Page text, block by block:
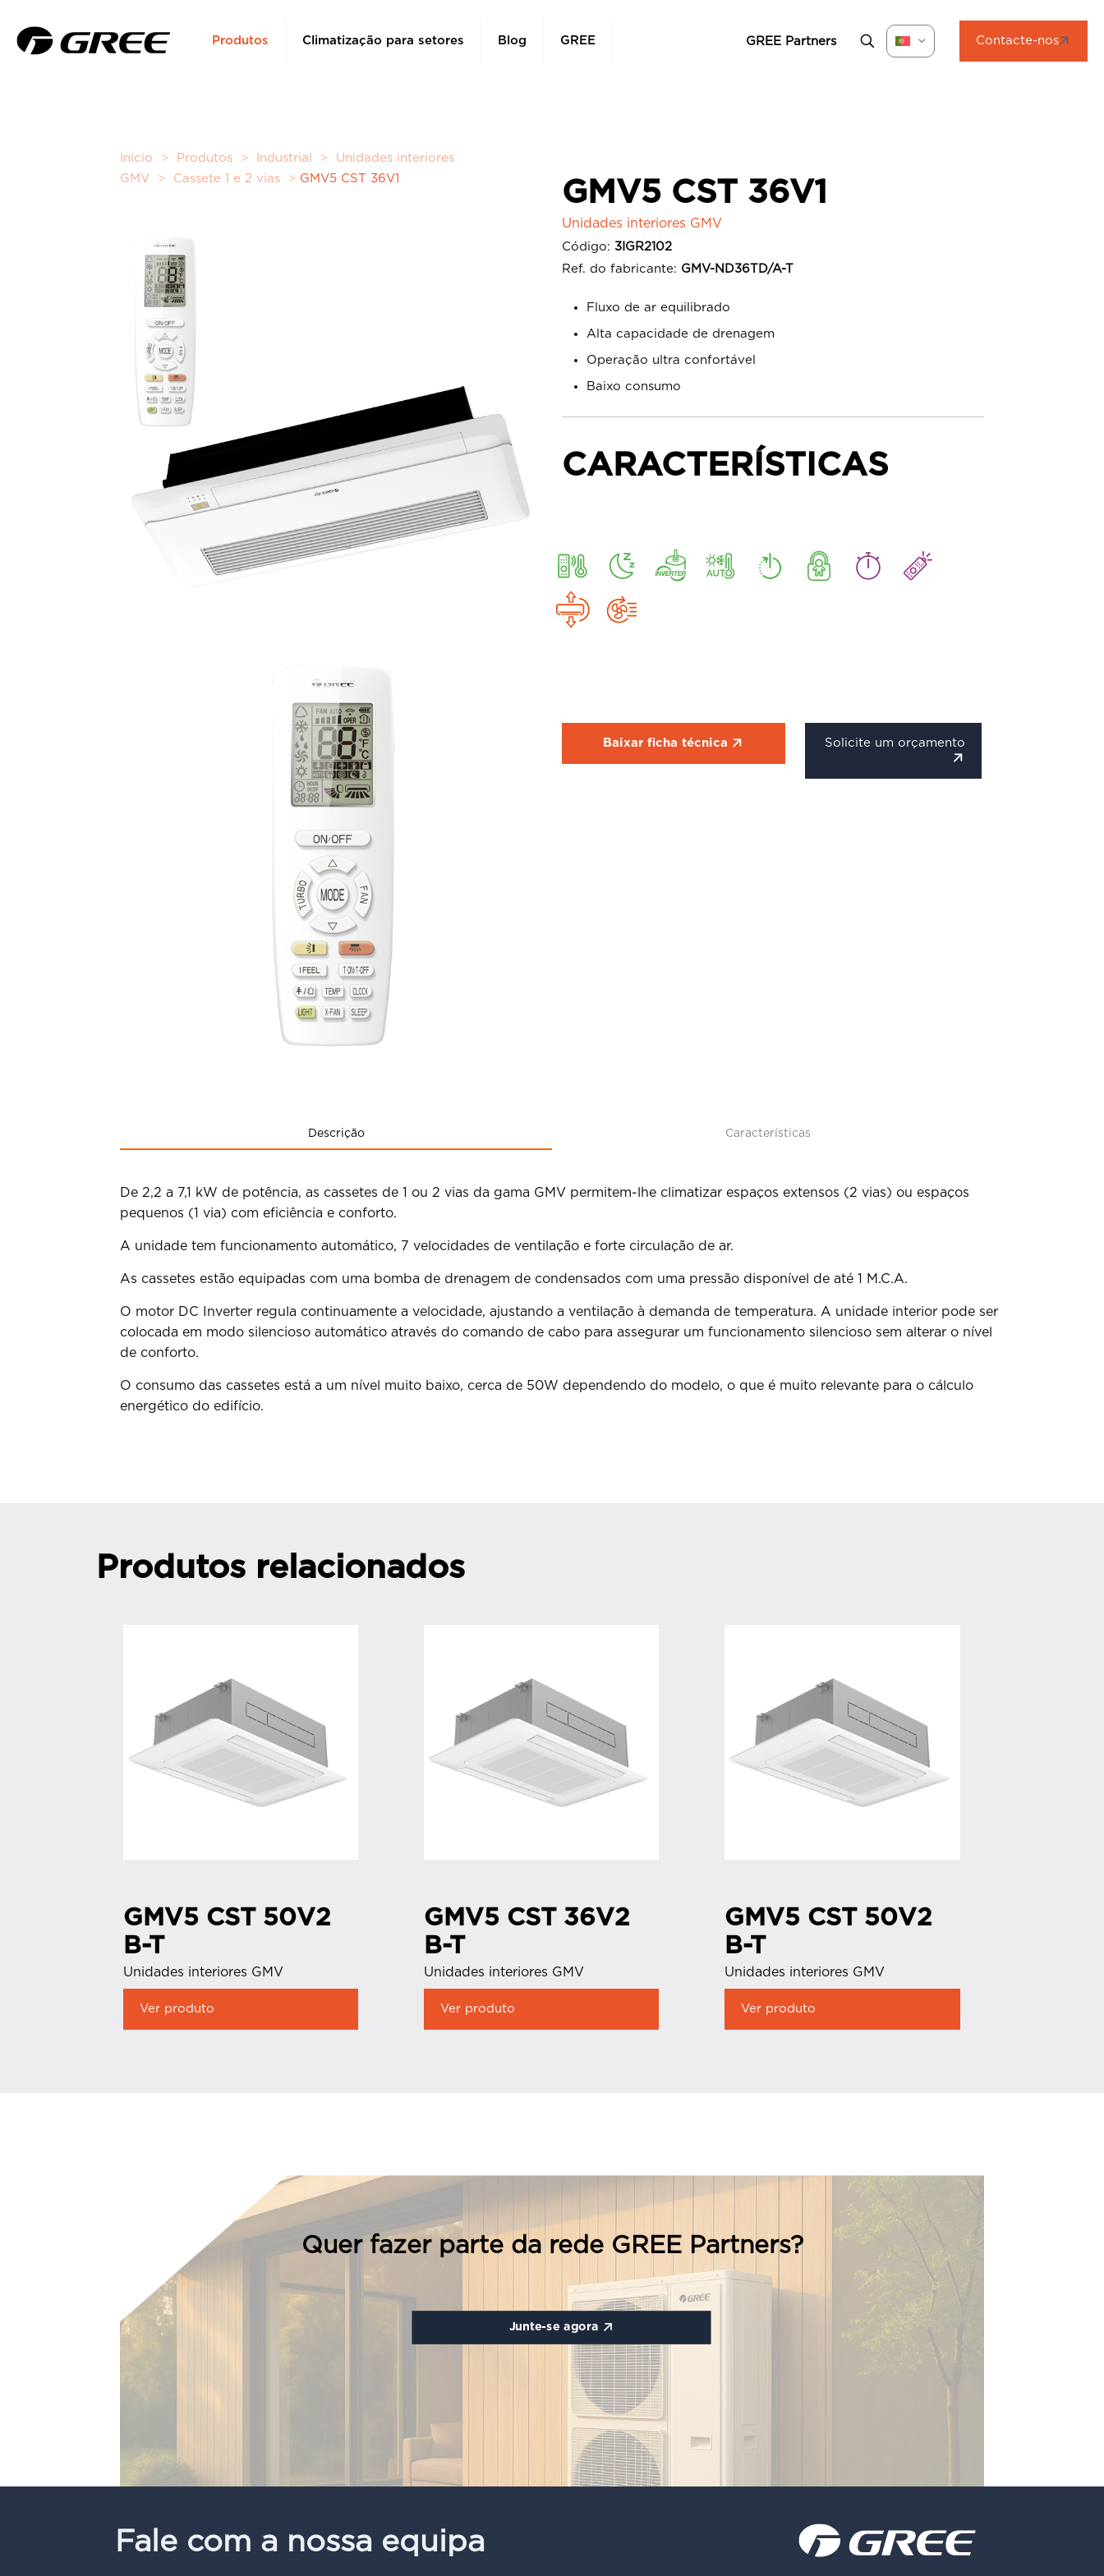
Produtos Climatização para setores Blog GREE GREE Partners Contacte-nos
Início > Produtos > Industrial >
Unidades interiores
GMV
> Cassete 1 e 2 vias > GMV5 CST 36V1 GMV5 CST 36V1
Unidades interiores GMV
Código: 3IGR2102
Ref. do fabricante: GMV-ND36TD/A-T
Fluxo de ar equilibrado
Alta capacidade de drenagem
Operação ultra confortável
Baixo consumo
CARACTERÍSTICAS
Baixar ficha técnica Solicite um orçamento
Descrição Características
De 2,2 a 7,1 kW de potência, as cassetes de 1 ou 2 vias da gama GMV permitem-lhe climatizar espaços extensos (2 vias) ou espaços
pequenos (1 via) com eficiência e conforto.
A unidade tem funcionamento automático, 7 velocidades de ventilação e forte circulação de ar.
As cassetes estão equipadas com uma bomba de drenagem de condensados com uma pressão disponível de até 1 M.C.A.
O motor DC Inverter regula continuamente a velocidade, ajustando a ventilação à demanda de temperatura. A unidade interior pode ser
colocada em modo silencioso automático através do comando de cabo para assegurar um funcionamento silencioso sem alterar o nível
de conforto.
O consumo das cassetes está a um nível muito baixo, cerca de 50W dependendo do modelo, o que é muito relevante para o cálculo
energético do edifício.
Produtos relacionados
GMV5 CST 50V2
B-T
Unidades interiores GMV
Ver produto
GMV5 CST 36V2
B-T
Unidades interiores GMV
Ver produto
GMV5 CST 50V2
B-T
Unidades interiores GMV
Ver produto
Junte-se agora
Quer fazer parte da rede GREE Partners?
Fale com a nossa equipa